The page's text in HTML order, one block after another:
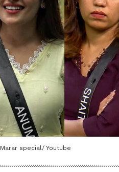
special/ Youtube